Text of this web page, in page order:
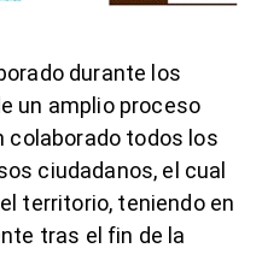
durante los
un amplio proceso
colaborado todos los
ciudadanos, el cual
territorio, teniendo en
tras el fin de la